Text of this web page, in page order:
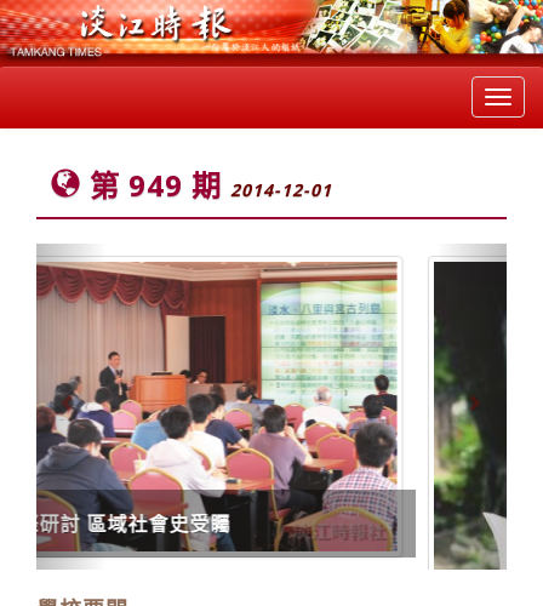
第 949 期 2014-12-01
Previous Next